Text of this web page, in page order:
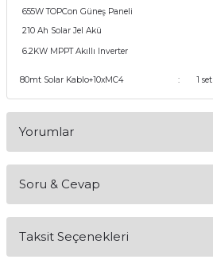
655W TOPCon Güneş Paneli
210 Ah Solar Jel Akü
6.2KW MPPT Akıllı Inverter
80mt Solar Kablo+10xMC4 : 1 set
Yorumlar
Soru & Cevap
Taksit Seçenekleri